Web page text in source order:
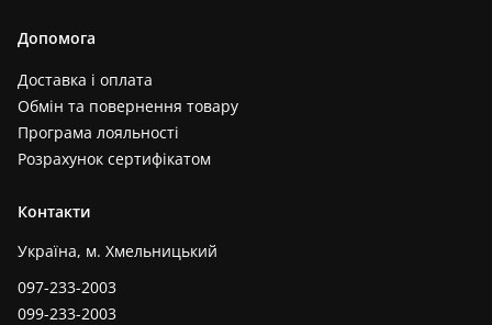
Допомога
Доставка і оплата
Обмін та повернення товару
Програма лояльності
Розрахунок сертифікатом
Контакти
Україна, м. Хмельницький
097-233-2003
099-233-2003